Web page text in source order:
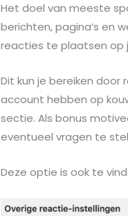
Het doel van meeste
berichten, pagina’s en
reacties te plaatsen op
Dit kun je bereiken
account hebben op
sectie. Als bonus
eventueel vragen te
Deze optie is ook te